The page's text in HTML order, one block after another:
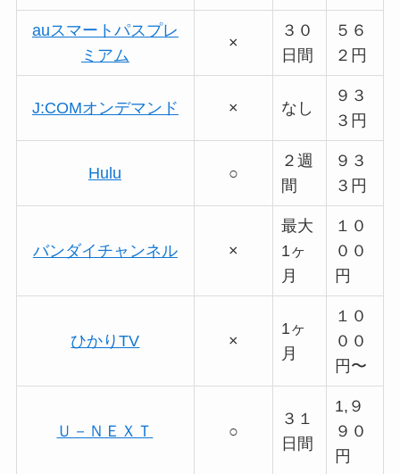
auスマートパスプレ
ミアム
×
３０
日間
５６
２円
J:COMオンデマンド × なし
９３
３円
Hulu ○
２週
間
９３
３円
バンダイチャンネル ×
最大
1ヶ
月
１０
００
円
ひかりTV ×
1ヶ
月
１０
００
円〜
Ｕ－ＮＥＸＴ ○
３１
日間
1,９
９０
円